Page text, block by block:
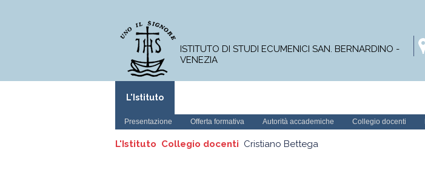
ISTITUTO DI STUDI ECUMENICI SAN. BERNARDINO -
VENEZIA
L'Istituto
Presentazione Offerta formativa Autorità accademiche Collegio docenti
L'Istituto Collegio docenti Cristiano Bettega